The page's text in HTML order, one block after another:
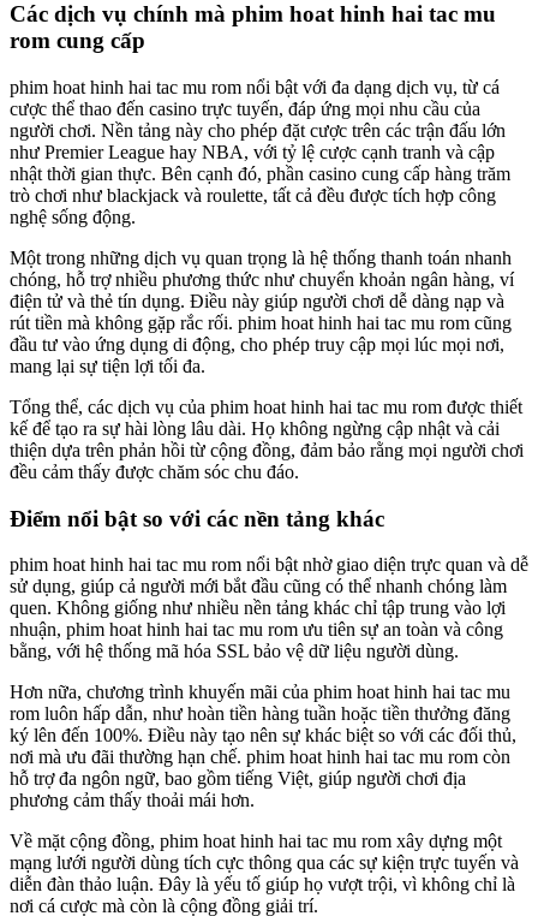
Các dịch vụ chính mà phim hoat hinh hai tac mu
rom cung cấp
phim hoat hinh hai tac mu rom nổi bật với đa dạng dịch vụ, từ cá
cược thể thao đến casino trực tuyến, đáp ứng mọi nhu cầu của
người chơi. Nền tảng này cho phép đặt cược trên các trận đấu lớn
như Premier League hay NBA, với tỷ lệ cược cạnh tranh và cập
nhật thời gian thực. Bên cạnh đó, phần casino cung cấp hàng trăm
trò chơi như blackjack và roulette, tất cả đều được tích hợp công
nghệ sống động.
Một trong những dịch vụ quan trọng là hệ thống thanh toán nhanh
chóng, hỗ trợ nhiều phương thức như chuyển khoản ngân hàng, ví
điện tử và thẻ tín dụng. Điều này giúp người chơi dễ dàng nạp và
rút tiền mà không gặp rắc rối. phim hoat hinh hai tac mu rom cũng
đầu tư vào ứng dụng di động, cho phép truy cập mọi lúc mọi nơi,
mang lại sự tiện lợi tối đa.
Tổng thể, các dịch vụ của phim hoat hinh hai tac mu rom được thiết
kế để tạo ra sự hài lòng lâu dài. Họ không ngừng cập nhật và cải
thiện dựa trên phản hồi từ cộng đồng, đảm bảo rằng mọi người chơi
đều cảm thấy được chăm sóc chu đáo.
Điểm nổi bật so với các nền tảng khác
phim hoat hinh hai tac mu rom nổi bật nhờ giao diện trực quan và dễ
sử dụng, giúp cả người mới bắt đầu cũng có thể nhanh chóng làm
quen. Không giống như nhiều nền tảng khác chỉ tập trung vào lợi
nhuận, phim hoat hinh hai tac mu rom ưu tiên sự an toàn và công
bằng, với hệ thống mã hóa SSL bảo vệ dữ liệu người dùng.
Hơn nữa, chương trình khuyến mãi của phim hoat hinh hai tac mu
rom luôn hấp dẫn, như hoàn tiền hàng tuần hoặc tiền thưởng đăng
ký lên đến 100%. Điều này tạo nên sự khác biệt so với các đối thủ,
nơi mà ưu đãi thường hạn chế. phim hoat hinh hai tac mu rom còn
hỗ trợ đa ngôn ngữ, bao gồm tiếng Việt, giúp người chơi địa
phương cảm thấy thoải mái hơn.
Về mặt cộng đồng, phim hoat hinh hai tac mu rom xây dựng một
mạng lưới người dùng tích cực thông qua các sự kiện trực tuyến và
diễn đàn thảo luận. Đây là yếu tố giúp họ vượt trội, vì không chỉ là
nơi cá cược mà còn là cộng đồng giải trí.